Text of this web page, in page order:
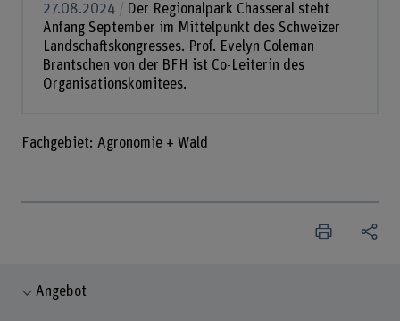
27.08.2024
Der Regionalpark Chasseral steht
Anfang September im Mittelpunkt des Schweizer
Landschaftskongresses. Prof. Evelyn Coleman
Brantschen von der BFH ist Co-Leiterin des
Organisationskomitees.
Fachgebiet: Agronomie + Wald
Angebot